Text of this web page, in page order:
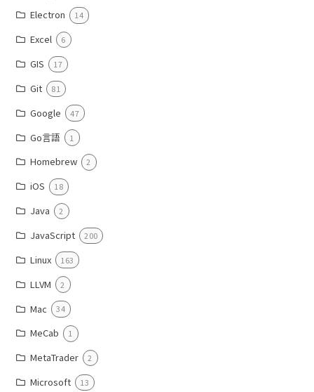
Electron 14
Excel 6
GIS 17
Git 81
Google 47
Go言語 1
Homebrew 2
iOS 18
Java 2
JavaScript 200
Linux 163
LLVM 2
Mac 34
MeCab 1
MetaTrader 2
Microsoft 13